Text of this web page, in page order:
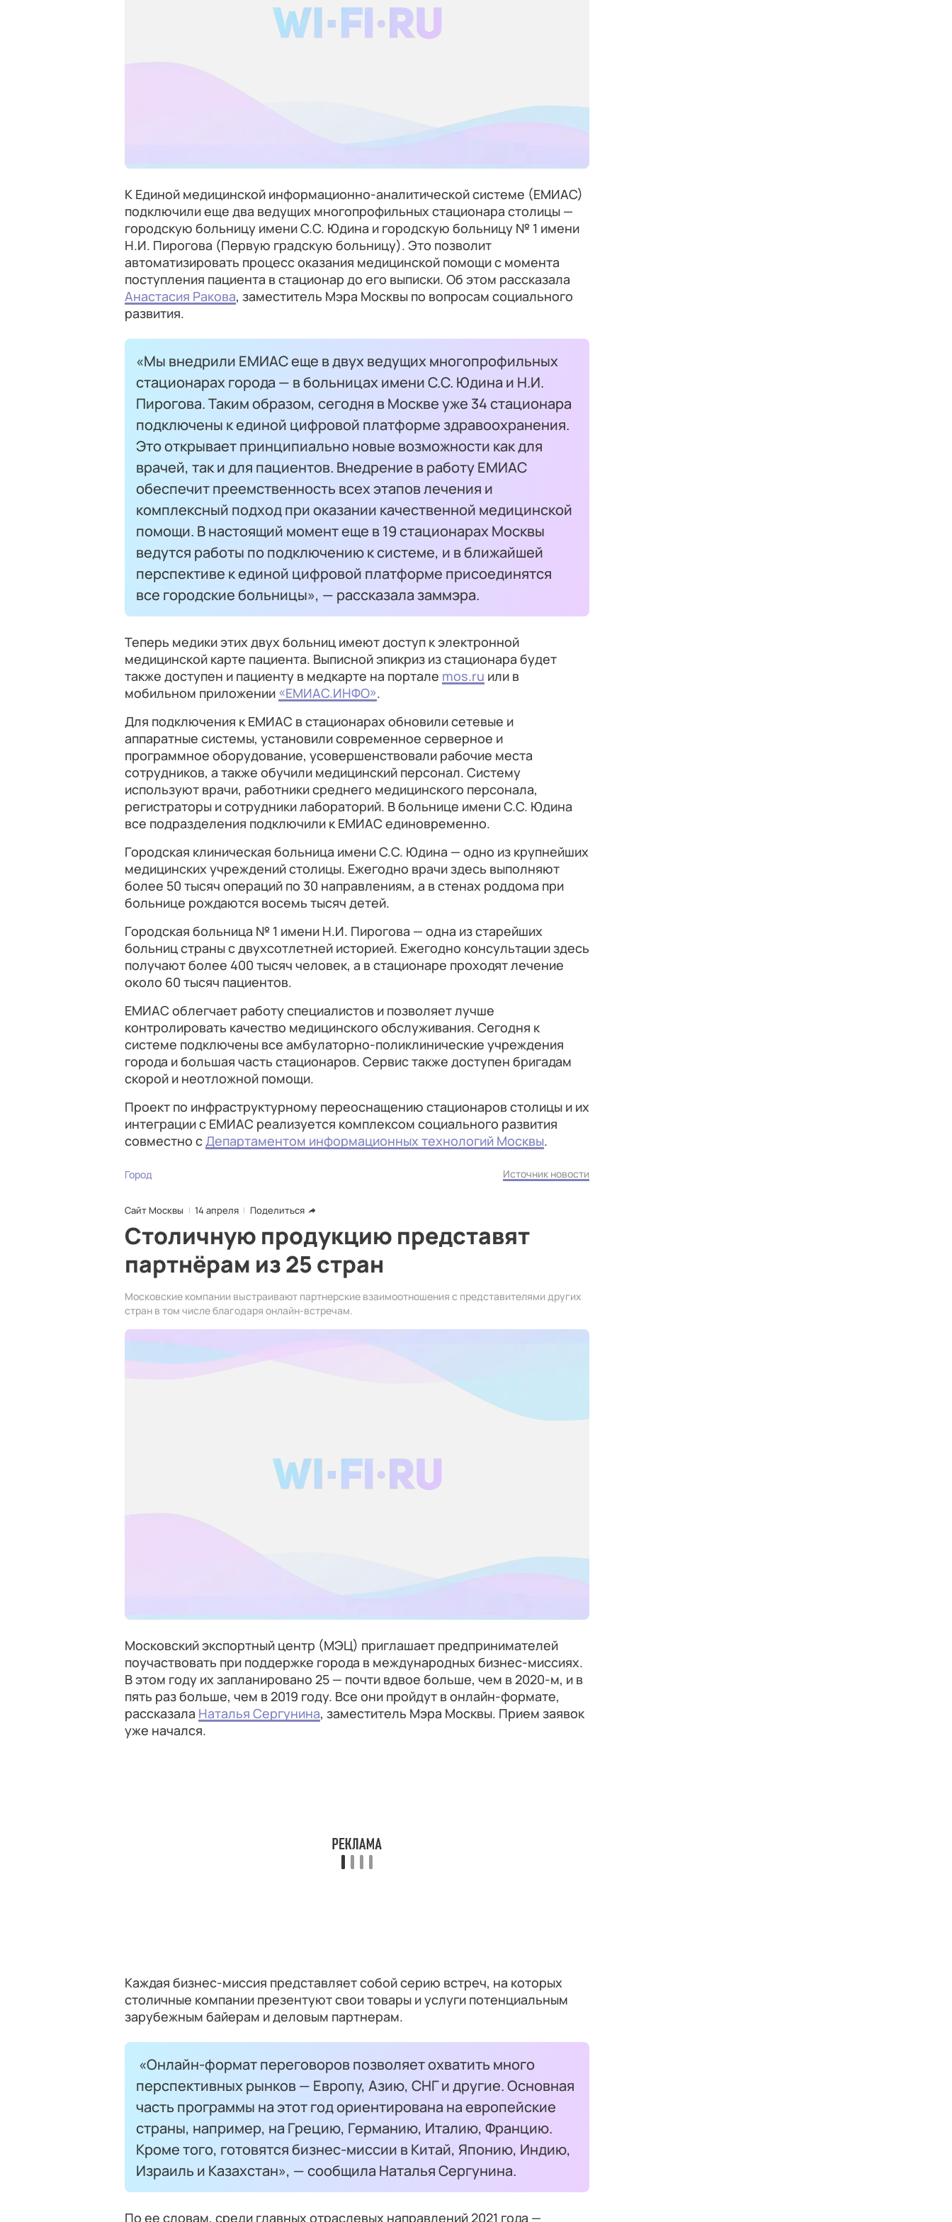
К Единой медицинской информационно-аналитической системе (ЕМИАС)
подключили еще два ведущих многопрофильных стационара столицы —
городскую больницу имени С.С. Юдина и городскую больницу № 1 имени
Н.И. Пирогова (Первую градскую больницу). Это позволит
автоматизировать процесс оказания медицинской помощи с момента
поступления пациента в стационар до его выписки. Об этом рассказала
Анастасия Ракова, заместитель Мэра Москвы по вопросам социального
развития.
«Мы внедрили ЕМИАС еще в двух ведущих многопрофильных
стационарах города — в больницах имени С.С. Юдина и Н.И.
Пирогова. Таким образом, сегодня в Москве уже 34 стационара
подключены к единой цифровой платформе здравоохранения.
Это открывает принципиально новые возможности как для
врачей, так и для пациентов. Внедрение в работу ЕМИАС
обеспечит преемственность всех этапов лечения и
комплексный подход при оказании качественной медицинской
помощи. В настоящий момент еще в 19 стационарах Москвы
ведутся работы по подключению к системе, и в ближайшей
перспективе к единой цифровой платформе присоединятся
все городские больницы», — рассказала заммэра.
Теперь медики этих двух больниц имеют доступ к электронной
медицинской карте пациента. Выписной эпикриз из стационара будет
также доступен и пациенту в медкарте на портале mos.ru или в
мобильном приложении «ЕМИАС.ИНФО».
Для подключения к ЕМИАС в стационарах обновили сетевые и
аппаратные системы, установили современное серверное и
программное оборудование, усовершенствовали рабочие места
сотрудников, а также обучили медицинский персонал. Систему
используют врачи, работники среднего медицинского персонала,
регистраторы и сотрудники лабораторий. В больнице имени С.С. Юдина
все подразделения подключили к ЕМИАС единовременно.
Городская клиническая больница имени С.С. Юдина — одно из крупнейших
медицинских учреждений столицы. Ежегодно врачи здесь выполняют
более 50 тысяч операций по 30 направлениям, а в стенах роддома при
больнице рождаются восемь тысяч детей.
Городская больница № 1 имени Н.И. Пирогова — одна из старейших
больниц страны с двухсотлетней историей. Ежегодно консультации здесь
получают более 400 тысяч человек, а в стационаре проходят лечение
около 60 тысяч пациентов.
ЕМИАС облегчает работу специалистов и позволяет лучше
контролировать качество медицинского обслуживания. Сегодня к
системе подключены все амбулаторно-поликлинические учреждения
города и большая часть стационаров. Сервис также доступен бригадам
скорой и неотложной помощи.
Проект по инфраструктурному переоснащению стационаров столицы и их
интеграции с ЕМИАС реализуется комплексом социального развития
совместно сДепартаментом информационных технологий Москвы.
Город Источник новости
Сайт Москвы 14 апреля Поделиться
Столичную продукцию представят
партнёрам из 25 стран
Московские компании выстраивают партнерские взаимоотношения с представителями других
стран в том числе благодаря онлайн-встречам.
Московский экспортный центр (МЭЦ) приглашает предпринимателей
поучаствовать при поддержке города в международных бизнес-миссиях.
В этом году их запланировано 25 — почти вдвое больше, чем в 2020-м, и в
пять раз больше, чем в 2019 году. Все они пройдут в онлайн-формате,
рассказала Наталья Сергунина, заместитель Мэра Москвы. Прием заявок
уже начался.
Каждая бизнес-миссия представляет собой серию встреч, на которых
столичные компании презентуют свои товары и услуги потенциальным
зарубежным байерам и деловым партнерам.
«Онлайн-формат переговоров позволяет охватить много
перспективных рынков — Европу, Азию, СНГ и другие. Основная
часть программы на этот год ориентирована на европейские
страны, например, на Грецию, Германию, Италию, Францию.
Кроме того, готовятся бизнес-миссии в Китай, Японию, Индию,
Израиль и Казахстан», — сообщила Наталья Сергунина.
По ее словам, среди главных отраслевых направлений 2021 года —